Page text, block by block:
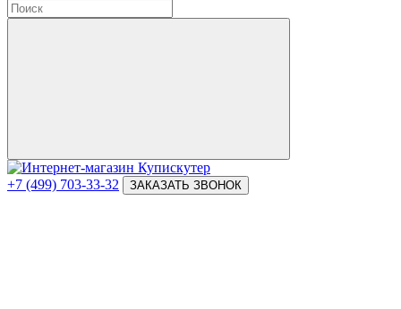
+7 (499) 703-33-32 ЗАКАЗАТЬ ЗВОНОК